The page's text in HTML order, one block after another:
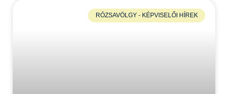
RÓZSAVÖLGY - KÉPVISELŐI HÍREK